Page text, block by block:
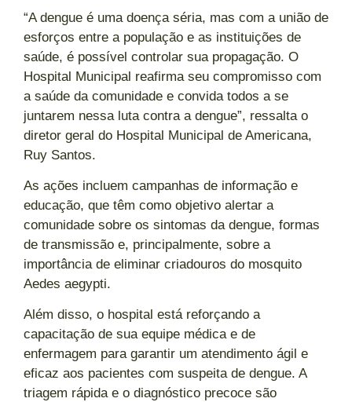
“A dengue é uma doença séria, mas com a união de
esforços entre a população e as instituições de
saúde, é possível controlar sua propagação. O
Hospital Municipal reafirma seu compromisso com
a saúde da comunidade e convida todos a se
juntarem nessa luta contra a dengue”, ressalta o
diretor geral do Hospital Municipal de Americana,
Ruy Santos.
As ações incluem campanhas de informação e
educação, que têm como objetivo alertar a
comunidade sobre os sintomas da dengue, formas
de transmissão e, principalmente, sobre a
importância de eliminar criadouros do mosquito
Aedes aegypti.
Além disso, o hospital está reforçando a
capacitação de sua equipe médica e de
enfermagem para garantir um atendimento ágil e
eficaz aos pacientes com suspeita de dengue. A
triagem rápida e o diagnóstico precoce são